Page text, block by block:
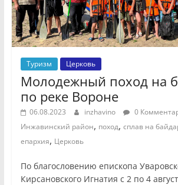
Туризм Церковь
Молодежный поход на
по реке Вороне
06.08.2023 inzhavino 0
Инжавинский район, поход, сплав на
епархия, Церковь
По благословению епископа
Кирсановского Игнатия с 2 по 4